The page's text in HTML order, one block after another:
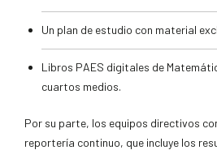
Un plan de estudio con material
Libros PAES digitales de
cuartos medios.
Por su parte, los equipos directivos
reportería continuo, que incluye los